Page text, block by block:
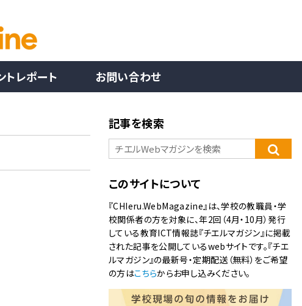
トレポート お問い合わせ
記事を検索
このサイトについて
『CHIeru.WebMagazine』は、学校の教職員・学
校関係者の方を対象に、年2回（4月・10月）発行
している教育ICT情報誌『チエルマガジン』に掲載
された記事を公開しているwebサイトです。『チエ
ルマガジン』の最新号・定期配送（無料）をご希望
の方はこちらからお申し込みください。